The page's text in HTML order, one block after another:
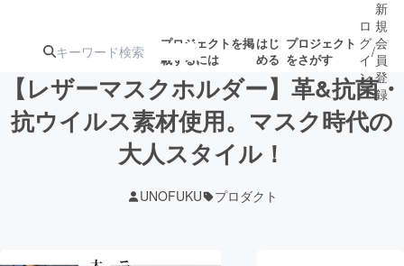
プロジェクトを掲
載するには
はじ
める
プロジェクト
をさがす
注目のリ 注目の新着プロ募集終了が近いプ
ロ
グ
イ
ン
/
新
規
会
員
登
録
【レザーマスクホルダー】革&抗菌・
抗ウイルス素材使用。マスク時代の
大人スタイル！
UNOFUKU プロダクト